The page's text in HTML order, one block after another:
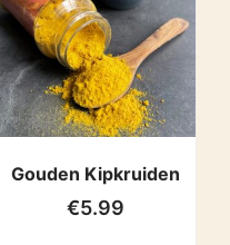
Gouden Kipkruiden
€5.99